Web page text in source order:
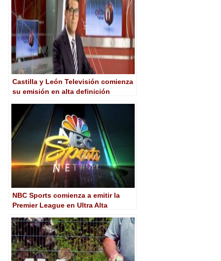
Castilla y León Televisión comienza
su emisión en alta definición
NBC Sports comienza a emitir la
Premier League en Ultra Alta